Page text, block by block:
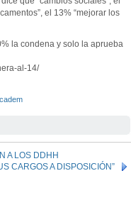
el 13% “mejorar los
la condena y solo la aprueba
al-14/
A LOS DDHH
CARGOS A DISPOSICIÓN”